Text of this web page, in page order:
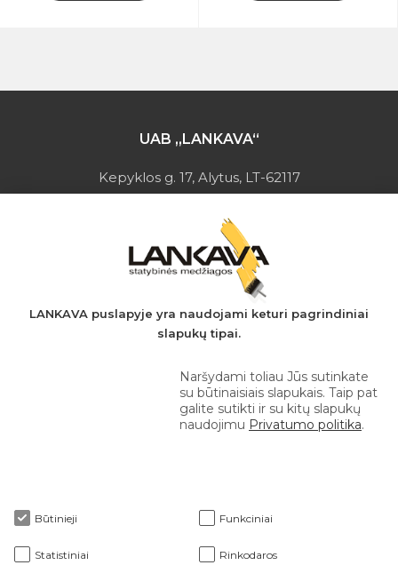
UAB „LANKAVA“
Kepyklos g. 17, Alytus, LT-62117
Įmonės kodas: 149728275
PVM mokėtojo kodas: LT497282716
A.s.: LT037044060001923651
AB SEB bankas
+370 610 42 222
Apie mus
Klientams
LANKAVA puslapyje yra naudojami keturi pagrindiniai
slapukų tipai.
Naršydami toliau Jūs sutinkate
su būtinaisiais slapukais. Taip pat
galite sutikti ir su kitų slapukų
naudojimu Privatumo politika.
Būtinieji Funkciniai
Statistiniai Rinkodaros